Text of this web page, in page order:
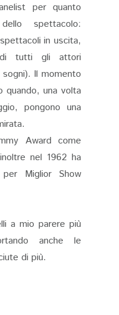
per quanto
spettacolo:
in uscita,
di tutti gli attori
Il momento
una volta
pongono una
Award come
nel 1962 ha
Miglior Show
a mio parere più
anche le
di più.